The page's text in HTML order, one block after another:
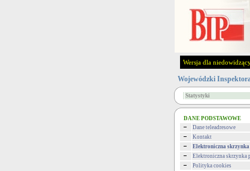
Wersja dla
Wojewódzki
Statystyki
DANE PODSTAWOWE
Dane teleadresowe
Kontakt
Elektroniczna skrzynka
Elektroniczna skrzynka
Polityka cookies